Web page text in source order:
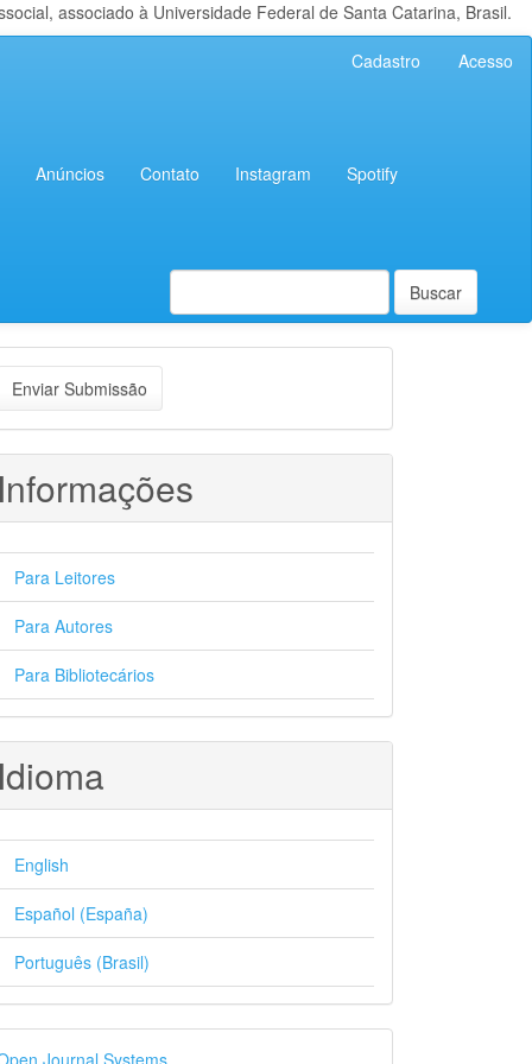
associado à Universidade Federal de Santa Catarina, Brasil.
Cadastro Acesso
Anúncios Contato Instagram Spotify
Buscar
Enviar Submissão
Para Leitores
Para Autores
Para Bibliotecários
English
Español (España)
Português (Brasil)
Journal Systems